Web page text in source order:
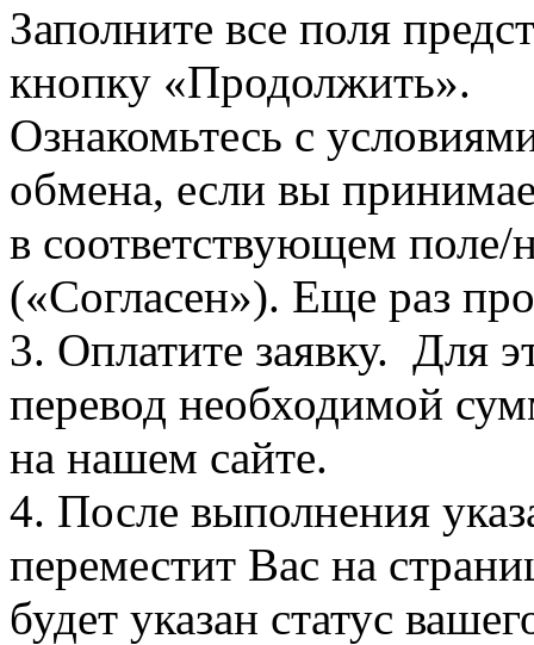
Заполните все поля
кнопку «Продолжить».
Ознакомьтесь с
обмена, если вы
в соответствующем
(«Согласен»). Еще раз
3. Оплатите заявку. Для
перевод необходимой
на нашем сайте.
4. После выполнения
переместит Вас на
будет указан статус